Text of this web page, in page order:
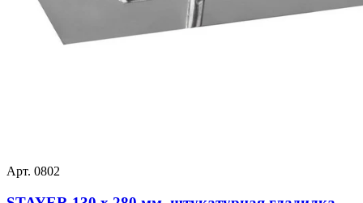
Арт. 0802